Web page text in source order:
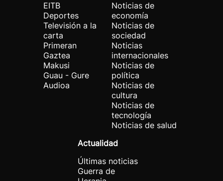
EITB
Deportes
Televisión a la
carta
Primeran
Gaztea
Makusi
Guau - Gure
Audioa
Noticias de
economía
Noticias de
sociedad
Noticias
internacionales
Noticias de
política
Noticias de
cultura
Noticias de
tecnología
Noticias de salud
Actualidad
Últimas noticias
Guerra de